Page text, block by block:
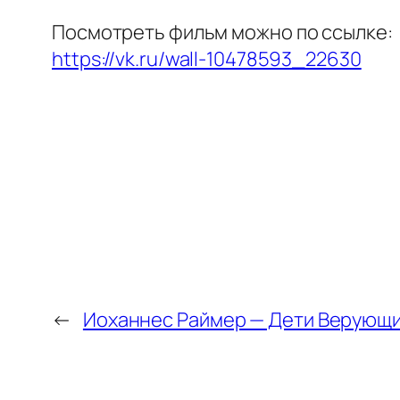
Посмотреть фильм можно по ссылке:
https://vk.ru/wall-10478593_22630
← Иоханнес Раймер — Дети